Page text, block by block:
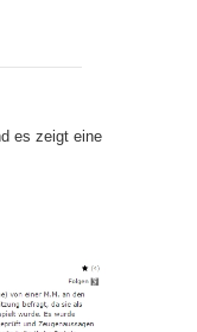
es zeigt eine